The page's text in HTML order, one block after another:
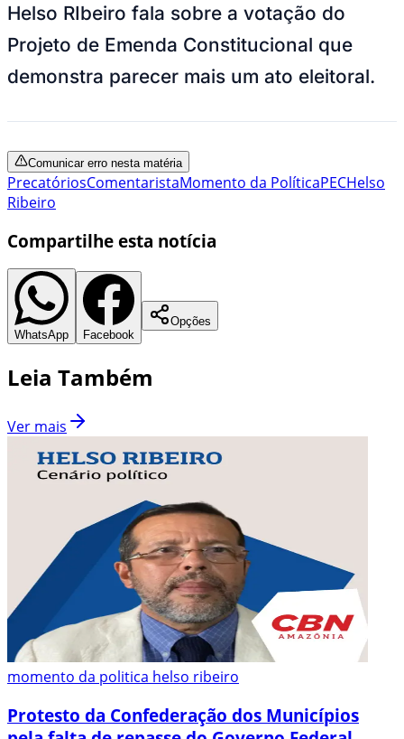
Helso RIbeiro fala sobre a votação do
Projeto de Emenda Constitucional que
demonstra parecer mais um ato eleitoral.
Comunicar erro nesta matéria
PrecatóriosComentaristaMomento da PolíticaPECHelso
Ribeiro
Compartilhe esta notícia
WhatsApp Facebook
Opções
Leia Também
Ver mais
momento da politica helso ribeiro
Protesto da Confederação dos Municípios